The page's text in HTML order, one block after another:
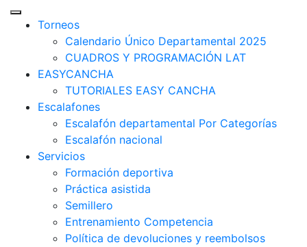
Torneos
Calendario Único Departamental 2025
CUADROS Y PROGRAMACIÓN LAT
EASYCANCHA
TUTORIALES EASY CANCHA
Escalafones
Escalafón departamental Por Categorías
Escalafón nacional
Servicios
Formación deportiva
Práctica asistida
Semillero
Entrenamiento Competencia
Política de devoluciones y reembolsos